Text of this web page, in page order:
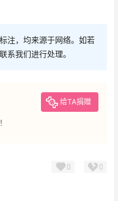
注，均来源于网络。如若
系我们进行处理。
给TA捐赠
0 0